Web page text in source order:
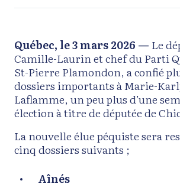
Québec, le 3 mars 2026 — Le
Camille-Laurin et chef du Parti
St-Pierre Plamondon, a confié
dossiers importants à Marie-
Laflamme, un peu plus d’une
élection à titre de députée de
La nouvelle élue péquiste sera
cinq dossiers suivants ;
Aînés